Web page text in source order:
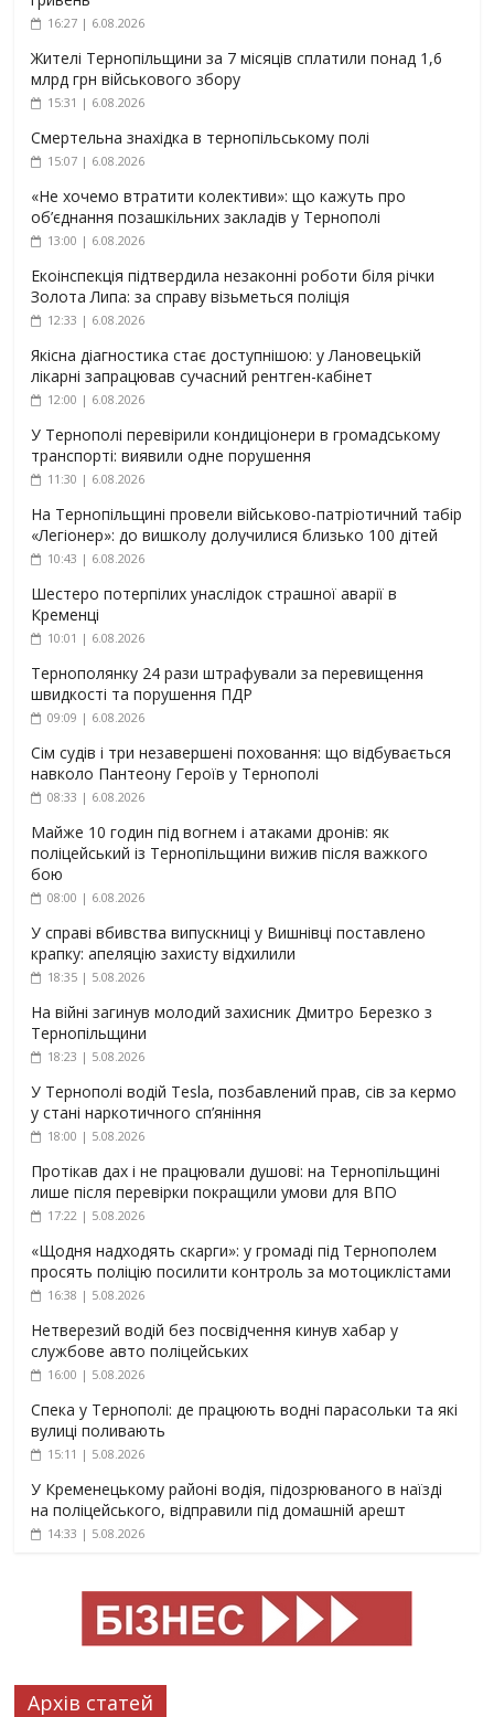
16:27 | 6.08.2026
Жителі Тернопільщини за 7 місяців сплатили понад 1,6
млрд грн військового збору
15:31 | 6.08.2026
Смертельна знахідка в тернопільському полі
15:07 | 6.08.2026
«Не хочемо втратити колективи»: що кажуть про
об’єднання позашкільних закладів у Тернополі
13:00 | 6.08.2026
Екоінспекція підтвердила незаконні роботи біля річки
Золота Липа: за справу візьметься поліція
12:33 | 6.08.2026
Якісна діагностика стає доступнішою: у Лановецькій
лікарні запрацював сучасний рентген-кабінет
12:00 | 6.08.2026
У Тернополі перевірили кондиціонери в громадському
транспорті: виявили одне порушення
11:30 | 6.08.2026
На Тернопільщині провели військово-патріотичний табір
«Легіонер»: до вишколу долучилися близько 100 дітей
10:43 | 6.08.2026
Шестеро потерпілих унаслідок страшної аварії в
Кременці
10:01 | 6.08.2026
Тернополянку 24 рази штрафували за перевищення
швидкості та порушення ПДР
09:09 | 6.08.2026
Сім судів і три незавершені поховання: що відбувається
навколо Пантеону Героїв у Тернополі
08:33 | 6.08.2026
Майже 10 годин під вогнем і атаками дронів: як
поліцейський із Тернопільщини вижив після важкого
бою
08:00 | 6.08.2026
У справі вбивства випускниці у Вишнівці поставлено
крапку: апеляцію захисту відхилили
18:35 | 5.08.2026
На війні загинув молодий захисник Дмитро Березко з
Тернопільщини
18:23 | 5.08.2026
У Тернополі водій Tesla, позбавлений прав, сів за кермо
у стані наркотичного сп’яніння
18:00 | 5.08.2026
Протікав дах і не працювали душові: на Тернопільщині
лише після перевірки покращили умови для ВПО
17:22 | 5.08.2026
«Щодня надходять скарги»: у громаді під Тернополем
просять поліцію посилити контроль за мотоциклістами
16:38 | 5.08.2026
Нетверезий водій без посвідчення кинув хабар у
службове авто поліцейських
16:00 | 5.08.2026
Спека у Тернополі: де працюють водні парасольки та які
вулиці поливають
15:11 | 5.08.2026
У Кременецькому районі водія, підозрюваного в наїзді
на поліцейського, відправили під домашній арешт
14:33 | 5.08.2026
Архів статей